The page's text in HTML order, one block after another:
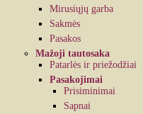
Mirusiųjų garba
Sakmės
Pasakos
Mažoji tautosaka
Patarlės ir priežodžiai
Pasakojimai
Prisiminimai
Sapnai